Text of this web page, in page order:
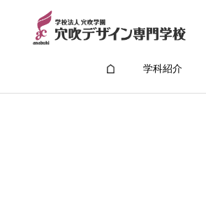
学科紹介